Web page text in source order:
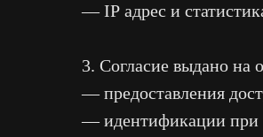
— IP адрес и
3. Согласие выдано на
— предоставления
— идентификации при